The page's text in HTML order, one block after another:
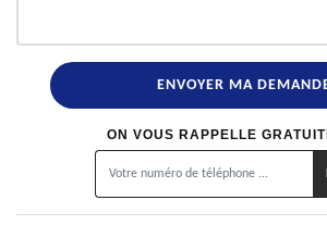
ON VOUS RAPPELLE